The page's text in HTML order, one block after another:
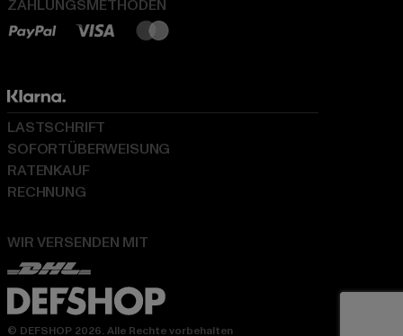
ZAHLUNGSMETHODEN
WIR VERSENDEN MIT
LASTSCHRIFT
SOFORTÜBERWEISUNG
RATENKAUF
RECHNUNG
© DEFSHOP 2026. Alle Rechte vorbehalten